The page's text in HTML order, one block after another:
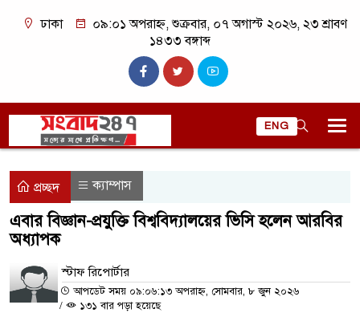
ঢাকা
০৯:০১ অপরাহ্ন, শুক্রবার, ০৭ অগাস্ট ২০২৬, ২৩ শ্রাবণ
১৪৩৩ বঙ্গাব্দ
ENG
প্রচ্ছদ ক্যাম্পাস
এবার বিজ্ঞান-প্রযুক্তি বিশ্ববিদ্যালয়ের ভিসি হলেন আরবির
অধ্যাপক
স্টাফ রিপোর্টার
আপডেট সময় ০৯:০৬:১৩ অপরাহ্ন, সোমবার, ৮ জুন ২০২৬
/
১৩১ বার পড়া হয়েছে